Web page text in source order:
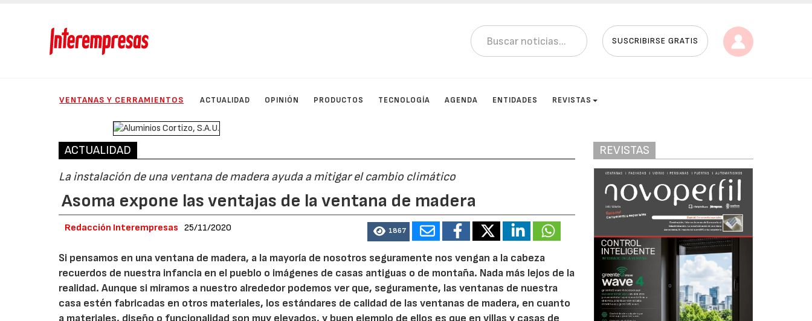
SUSCRIBIRSE GRATIS
VENTANAS Y CERRAMIENTOS ACTUALIDAD OPINIÓN PRODUCTOS TECNOLOGÍA AGENDA ENTIDADES REVISTAS
ACTUALIDAD
La instalación de una ventana de madera ayuda a mitigar el cambio climático
Asoma expone las ventajas de la ventana de madera
Redacción Interempresas 25/11/2020 1867
Si pensamos en una ventana de madera, a la mayoría de nosotros seguramente nos vengan a la cabeza
recuerdos de nuestra infancia en el pueblo o imágenes de casas antiguas o de montaña. Nada más lejos de la
realidad. Aunque si miramos a nuestro alrededor podemos ver que, seguramente, las ventanas de nuestra
casa estén fabricadas en otros materiales, los estándares de calidad de las ventanas de madera, en cuanto
REVISTAS